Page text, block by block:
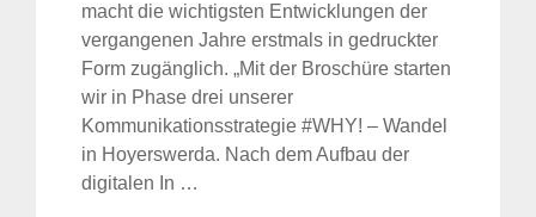
macht die wichtigsten Entwicklungen der
vergangenen Jahre erstmals in gedruckter
Form zugänglich. „Mit der Broschüre starten
wir in Phase drei unserer
Kommunikationsstrategie #WHY! – Wandel
in Hoyerswerda. Nach dem Aufbau der
digitalen In …